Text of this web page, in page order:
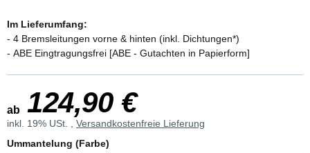
Im Lieferumfang:
- 4 Bremsleitungen vorne & hinten (inkl. Dichtungen*)
- ABE Eingtragungsfrei [ABE - Gutachten in Papierform]
ab 124,90 €
inkl. 19% USt. , Versandkostenfreie Lieferung
Ummantelung (Farbe)